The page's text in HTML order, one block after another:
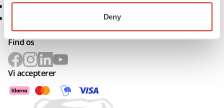
Deny
Ofte stillede spørgsmål
batteriværktøj og batterier
Find os
Vi accepterer